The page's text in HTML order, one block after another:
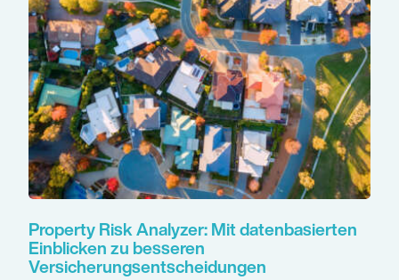
Property Risk Analyzer: Mit datenbasierten
Einblicken zu besseren
Versicherungsentscheidungen